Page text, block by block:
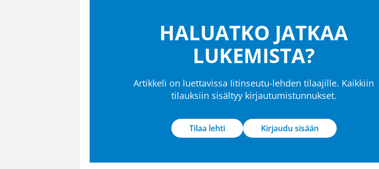
HALUATKO JATKAA
LUKEMISTA?
Artikkeli on luettavissa Iitinseutu-lehden tilaajille. Kaikkiin
tilauksiin sisältyy kirjautumistunnukset.
Tilaa lehti Kirjaudu sisään